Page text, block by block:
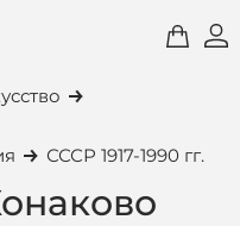
СССР 1917-1990 гг.